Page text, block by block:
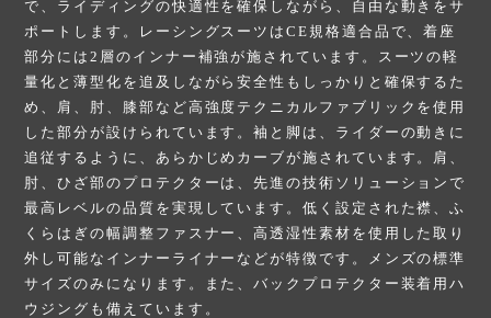
で、ライディングの快適性を確保しながら、自由な動きをサ
ポートします。レーシングスーツはCE規格適合品で、着座
部分には2層のインナー補強が施されています。スーツの軽
量化と薄型化を追及しながら安全性もしっかりと確保するた
め、肩、肘、膝部など高強度テクニカルファブリックを使用
した部分が設けられています。袖と脚は、ライダーの動きに
追従するように、あらかじめカーブが施されています。肩、
肘、ひざ部のプロテクターは、先進の技術ソリューションで
最高レベルの品質を実現しています。低く設定された襟、ふ
くらはぎの幅調整ファスナー、高透湿性素材を使用した取り
外し可能なインナーライナーなどが特徴です。メンズの標準
サイズのみになります。また、バックプロテクター装着用ハ
ウジングも備えています。